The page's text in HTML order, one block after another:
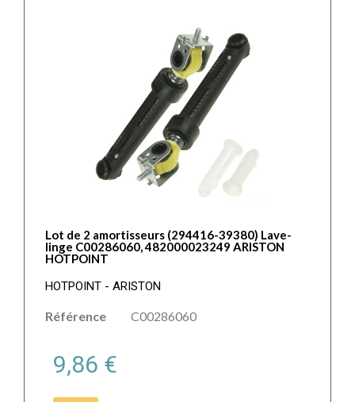
Lot de 2 amortisseurs (294416-39380) Lave-
linge C00286060, 482000023249 ARISTON
HOTPOINT
HOTPOINT - ARISTON
Référence C00286060
9,86 €